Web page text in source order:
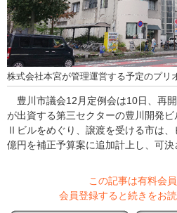
株式会社本宮が管理運営する予定のプ
豊川市議会12月定例会は10日、再
が出資する第三セクターの豊川開発
Ⅱビルをめぐり、譲渡を受ける市は
億円を補正予算案に追加計上し、可決
この記事は有料会員
会員登録すると続きをお